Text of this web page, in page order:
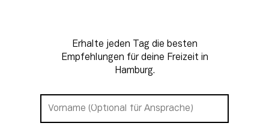
Erhalte jeden Tag die besten
Empfehlungen für deine Freizeit in
Hamburg.